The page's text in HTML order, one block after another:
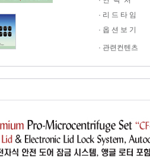
· 리 드 타 임
· 옵 션 보 기
· 관련컨텐츠